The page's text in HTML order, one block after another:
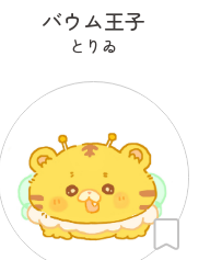
バウム王子
とりゐ